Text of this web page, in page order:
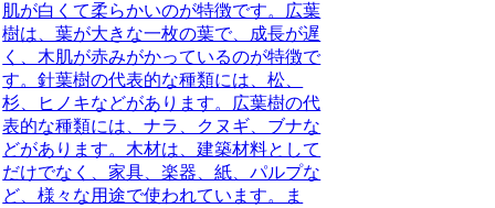
肌が白くて柔らかいのが特徴です。広葉
樹は、葉が大きな一枚の葉で、成長が遅
く、木肌が赤みがかっているのが特徴で
す。針葉樹の代表的な種類には、松、
杉、ヒノキなどがあります。広葉樹の代
表的な種類には、ナラ、クヌギ、ブナな
どがあります。木材は、建築材料として
だけでなく、家具、楽器、紙、パルプな
ど、様々な用途で使われています。ま